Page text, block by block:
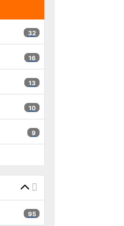
32 результатів
32
16 результатів
16
13 результатів
13
10 результатів
10
9 результатів
9
95 результатів
95